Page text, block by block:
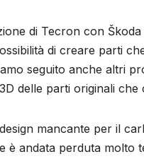
di Tecron con
di creare parti
seguito anche altri
delle parti originali
mancante per il
è andata perduta molto